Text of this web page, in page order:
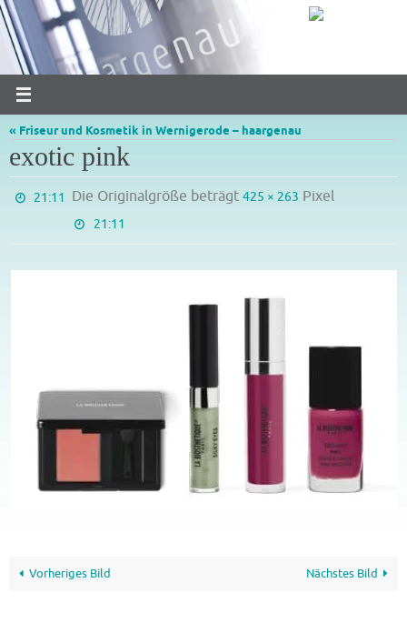
Zum
Inhalt
springen
« Friseur und Kosmetik in Wernigerode – haargenau
exotic pink
21:11 Die Originalgröße beträgt425 × 263 Pixel
21:11
Vorheriges Bild Nächstes Bild